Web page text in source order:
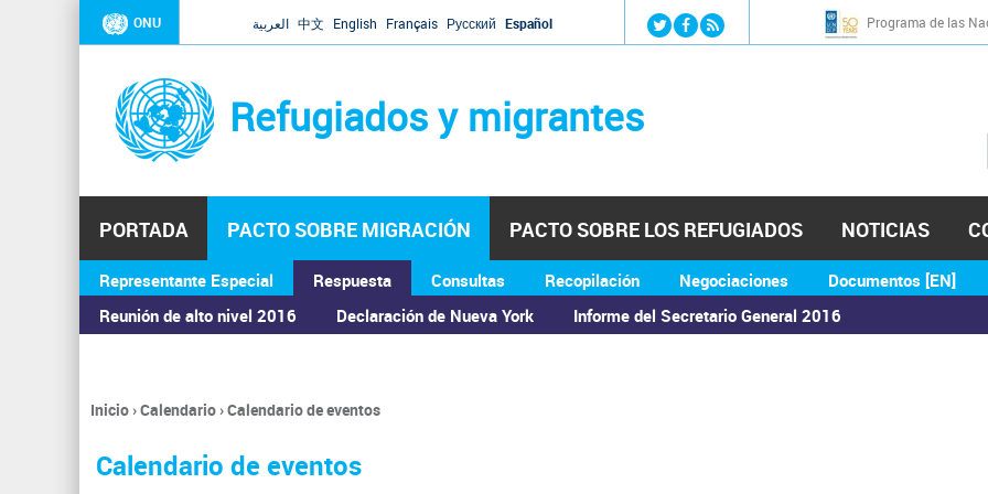
Jump to navigation
ONU العربية 中文 English Français Русский Español Programa de las
Refugiados y migrantes
PORTADA PACTO SOBRE MIGRACIÓN
Representante Especial
Respuesta
Reunión de alto nivel 2016
Declaración de Nueva York Informe del Secretario General 2016
Consultas Recopilación Negociaciones Documentos [EN]
PACTO SOBRE LOS REFUGIADOS NOTICIAS
ASAMBLEA GENERAL
Se
encuentra
usted
Inicio›Calendario›Calendario de eventos
Calendario de eventos